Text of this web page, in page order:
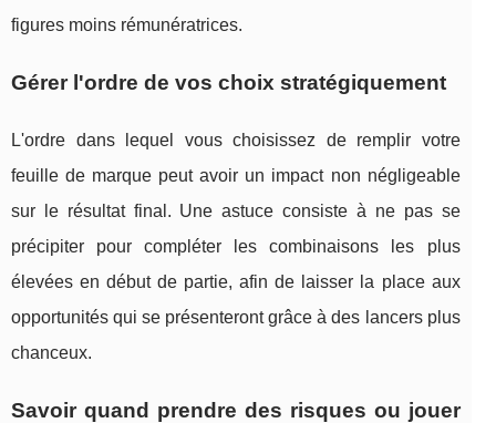
figures moins rémunératrices.
Gérer l'ordre de vos choix stratégiquement
L'ordre dans lequel vous choisissez de remplir votre
feuille de marque peut avoir un impact non négligeable
sur le résultat final. Une astuce consiste à ne pas se
précipiter pour compléter les combinaisons les plus
élevées en début de partie, afin de laisser la place aux
opportunités qui se présenteront grâce à des lancers plus
chanceux.
Savoir quand prendre des risques ou jouer